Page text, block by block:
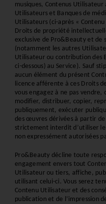
musiques, Contenus
Utilisateurs et Banques de
Utilisateurs (ci-après «
Droits de propriété
exclusive de Pro&Beauty et de
(notamment les autres
Utilisateur ou contribution des
ci-dessous) au Service). Sauf
aucun élément du présent
licence afférente à ces Droits
vous engagez à ne pas vendre,
modifier, distribuer, copier,
publiquement, exécuter
des œuvres dérivées à partir
strictement interdit d’utiliser
non expressément autorisées
Pro&Beauty décline toute
engagement envers tout
Utilisateur ou tiers, affiche,
utilisant celui-ci. Vous serez
Contenu Utilisateur et des
publication et de l’impression